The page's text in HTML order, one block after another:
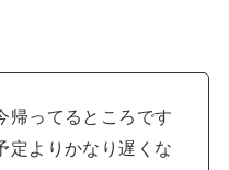
帰ってるところです
定よりかなり遅くな